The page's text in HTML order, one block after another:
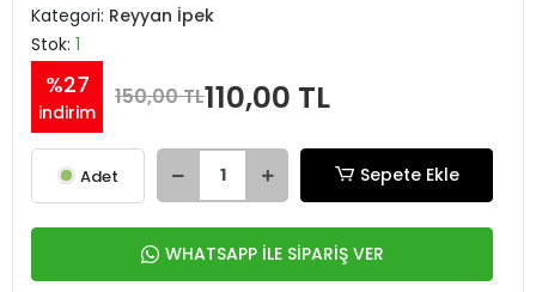
Kategori: Reyyan İpek
Stok: 1
%27
indirim
150,00 TL110,00 TL
Adet Sepete Ekle
WHATSAPP İLE SİPARİŞ VER